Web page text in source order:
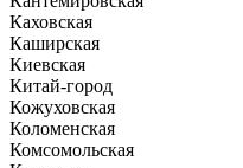
Каховская
Каширская
Киевская
Китай-город
Кожуховская
Коломенская
Комсомольская